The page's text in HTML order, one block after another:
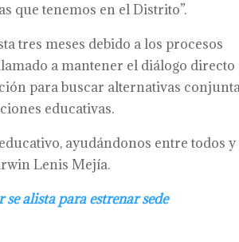
que tenemos en el Distrito”.
tres meses debido a los procesos
a mantener el diálogo directo
para buscar alternativas
educativas.
ayudándonos entre todos y
Lenis Mejía.
alista para estrenar sede